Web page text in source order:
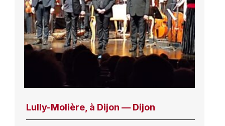
Lully-Molière, à Dijon — Dijon